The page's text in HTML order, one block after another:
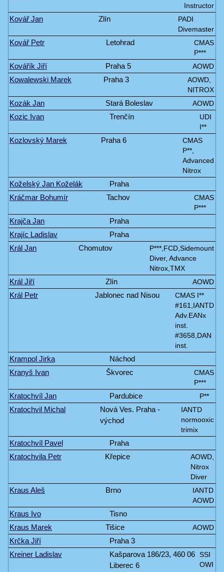
Instructor
Kovář Jan Zlín
PADI
Divemaster
Kovář Petr Letohrad
CMAS
P***
Kovářík Jiří Praha 5 AOWD
Kowalewski Marek Praha 3
AOWD,
NITROX
Kozák Jan Stará Boleslav AOWD
Kozic Ivan Trenčín
UDI
I**
Kozlovský Marek Praha 6
CMAS
P**,
Advanced
Nitrox
Koželský Jan Koželák
Praha
Kráčmar Bohumír
Tachov
CMAS
P***
Krajča Jan
Praha
Krajíc Ladislav
Praha
Král Jan
Chomutov
P***,FCD,Sidemount
Diver, Advance
Nitrox,TMX
Král Jiří Zlín AOWD
Král Petr Jablonec nad Nisou
CMAS I**
#161,IANTD
Adv.EANx
inst.
#3658,DAN
inst.
Krampol Jirka
Náchod
Kranyš Ivan
Škvorec
CMAS
P***
Kratochvíl Jan Pardubice P**
Kratochvil Michal
Nová Ves. Praha -
východ
IANTD
normooxic
trimix
Kratochvíl Pavel
Praha
Kratochvila Petr
Křepice
AOWD,
Nitrox
Diver
Kraus Aleš Brno
IANTD
AOWD
Kraus Ivo
Tisno
Kraus Marek
Tišice AOWD
Krčka Jiří
Praha 3
Kreiner Ladislav
Kašparova 186/23, 460 06
Liberec 6
SSI
OWI